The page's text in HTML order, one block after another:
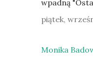
wpadną
piątek,
Monika